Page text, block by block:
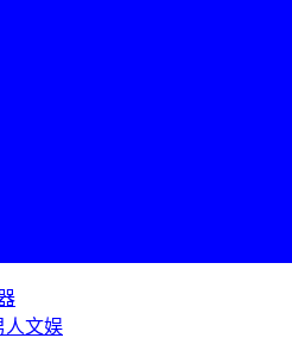
人文娱